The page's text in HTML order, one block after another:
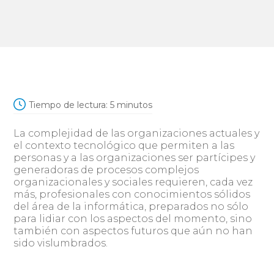
Tiempo de lectura: 5 minutos
La complejidad de las organizaciones actuales y
el contexto tecnológico que permiten a las
personas y a las organizaciones ser partícipes y
generadoras de procesos complejos
organizacionales y sociales requieren, cada vez
más, profesionales con conocimientos sólidos
del área de la informática, preparados no sólo
para lidiar con los aspectos del momento, sino
también con aspectos futuros que aún no han
sido vislumbrados.